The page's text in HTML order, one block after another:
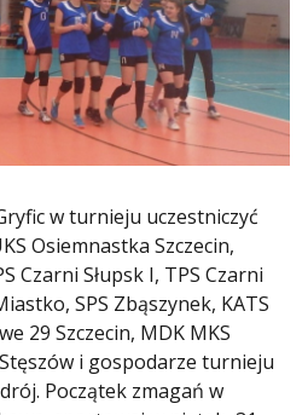
w turnieju uczestniczyć
Osiemnastka Szczecin,
Czarni Słupsk I, TPS Czarni
SPS Zbąszynek, KATS
29 Szczecin, MDK MKS
i gospodarze turnieju
Początek zmagań w